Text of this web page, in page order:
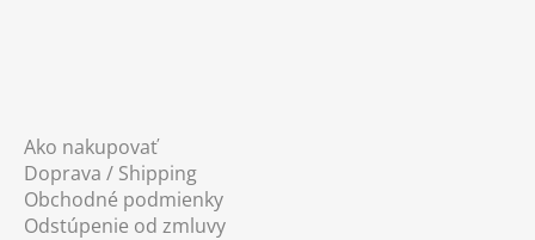
Ako nakupovať
Doprava / Shipping
Obchodné podmienky
Odstúpenie od zmluvy